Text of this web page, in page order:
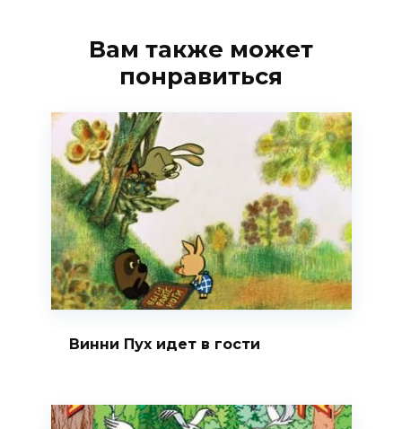
Вам также может
понравиться
Винни Пух идет в гости